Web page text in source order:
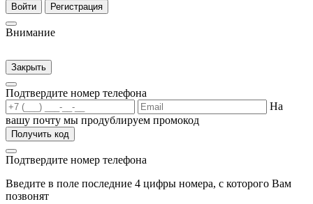
Войти Регистрация
Внимание
Закрыть
Подтвердите номер телефона
На
вашу почту мы продублируем промокод
Получить код
Подтвердите номер телефона
Введите в поле последние 4 цифры номера, с которого Вам
позвонят